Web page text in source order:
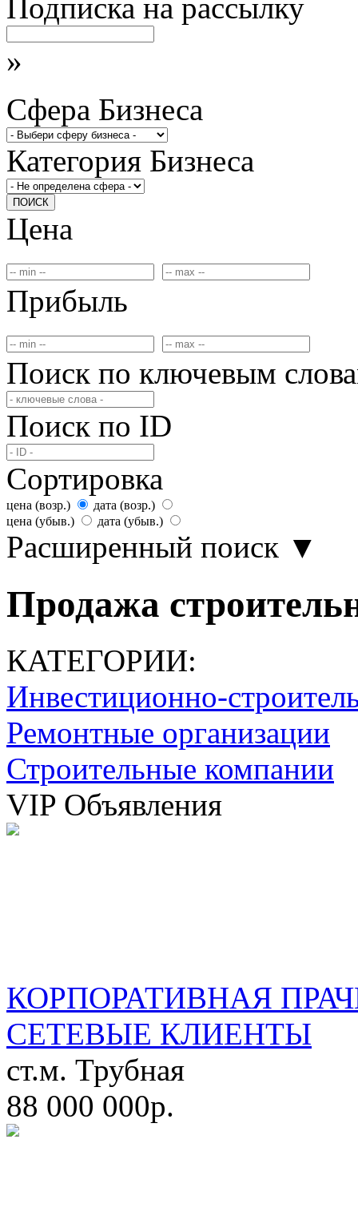
Подписка на рассылку
»
Сфера Бизнеса
Категория Бизнеса
ПОИСК
Цена
Прибыль
Поиск по ключевым
Поиск по ID
Сортировка
цена (возр.)
дата (возр.)
цена (убыв.)
дата (убыв.)
Расширенный поиск ▼
Продажа
КАТЕГОРИИ:
Инвестиционно-
Ремонтные организации
Строительные компании
VIP Объявления
КОРПОРАТИВНАЯ
СЕТЕВЫЕ КЛИЕНТЫ
ст.м. Трубная
88 000 000р.